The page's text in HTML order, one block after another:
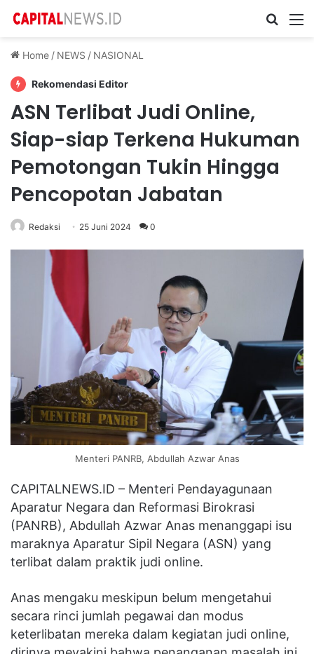
Cari ...
Home / NEWS / NASIONAL
Rekomendasi Editor
ASN Terlibat Judi Online,
Siap-siap Terkena Hukuman
Pemotongan Tukin Hingga
Pencopotan Jabatan
Redaksi 25 Juni 2024 0
Menteri PANRB, Abdullah Azwar Anas
CAPITALNEWS.ID – Menteri Pendayagunaan
Aparatur Negara dan Reformasi Birokrasi
(PANRB), Abdullah Azwar Anas menanggapi isu
maraknya Aparatur Sipil Negara (ASN) yang
terlibat dalam praktik judi online.
Anas mengaku meskipun belum mengetahui
secara rinci jumlah pegawai dan modus
keterlibatan mereka dalam kegiatan judi online,